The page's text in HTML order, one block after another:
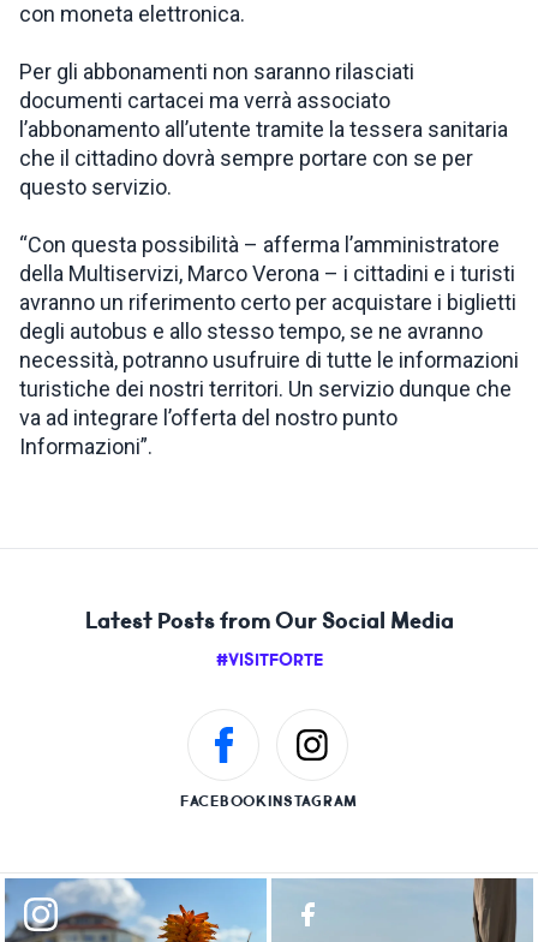
con moneta elettronica.
Per gli abbonamenti non saranno rilasciati
documenti cartacei ma verrà associato
l’abbonamento all’utente tramite la tessera sanitaria
che il cittadino dovrà sempre portare con se per
questo servizio.
“Con questa possibilità – afferma l’amministratore
della Multiservizi, Marco Verona – i cittadini e i turisti
avranno un riferimento certo per acquistare i biglietti
degli autobus e allo stesso tempo, se ne avranno
necessità, potranno usufruire di tutte le informazioni
turistiche dei nostri territori. Un servizio dunque che
va ad integrare l’offerta del nostro punto
Informazioni”.
Latest Posts from Our Social Media
#VISITFORTE
FACEBOOKINSTAGRAM